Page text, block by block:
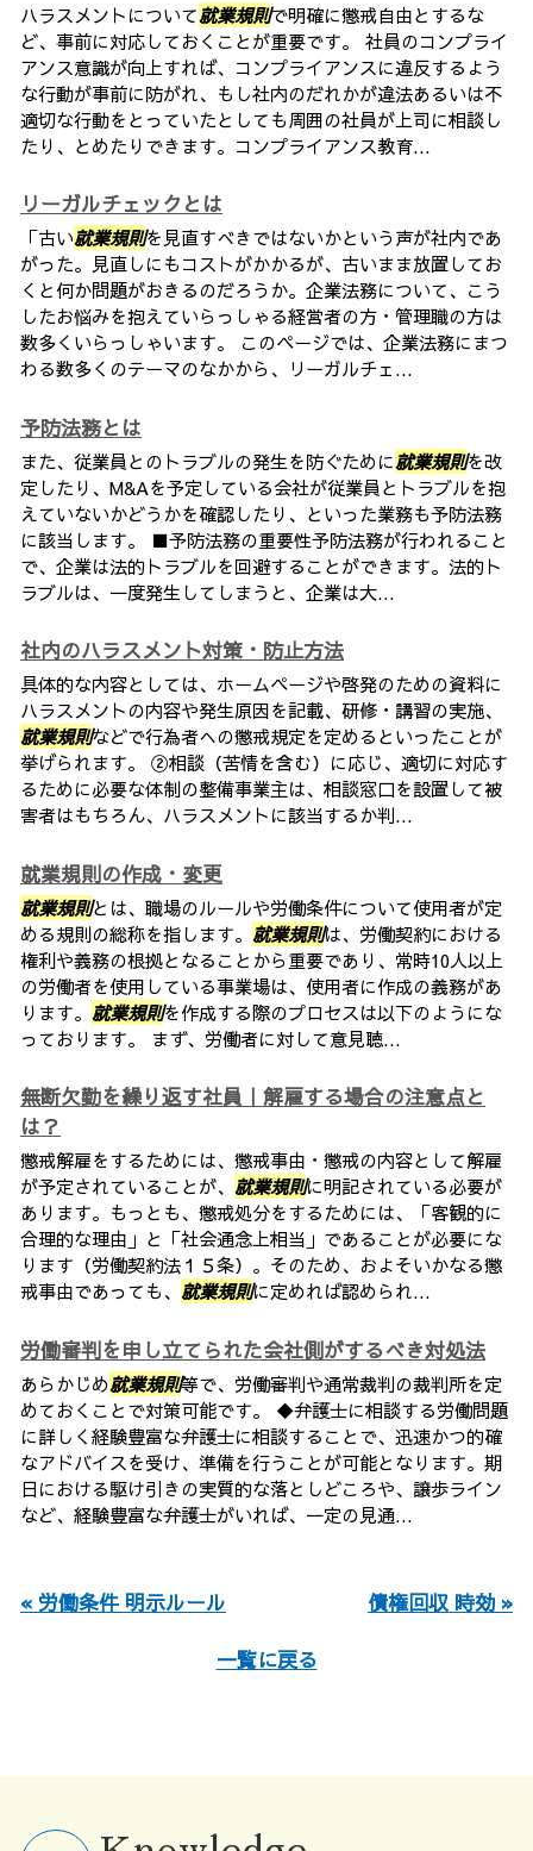
ハラスメントについて就業規則で明確に懲戒自由とするな
ど、事前に対応しておくことが重要です。 社員のコンプライ
アンス意識が向上すれば、コンプライアンスに違反するよう
な行動が事前に防がれ、もし社内のだれかが違法あるいは不
適切な行動をとっていたとしても周囲の社員が上司に相談し
たり、とめたりできます。コンプライアンス教育...
リーガルチェックとは
「古い就業規則を見直すべきではないかという声が社内であ
がった。見直しにもコストがかかるが、古いまま放置してお
くと何か問題がおきるのだろうか。企業法務について、こう
したお悩みを抱えていらっしゃる経営者の方・管理職の方は
数多くいらっしゃいます。 このページでは、企業法務にまつ
わる数多くのテーマのなかから、リーガルチェ...
予防法務とは
また、従業員とのトラブルの発生を防ぐために就業規則を改
定したり、M&Aを予定している会社が従業員とトラブルを抱
えていないかどうかを確認したり、といった業務も予防法務
に該当します。 ■予防法務の重要性予防法務が行われること
で、企業は法的トラブルを回避することができます。法的ト
ラブルは、一度発生してしまうと、企業は大...
社内のハラスメント対策・防止方法
具体的な内容としては、ホームページや啓発のための資料に
ハラスメントの内容や発生原因を記載、研修・講習の実施、
就業規則などで行為者への懲戒規定を定めるといったことが
挙げられます。 ②相談（苦情を含む）に応じ、適切に対応す
るために必要な体制の整備事業主は、相談窓口を設置して被
害者はもちろん、ハラスメントに該当するか判...
就業規則の作成・変更
就業規則とは、職場のルールや労働条件について使用者が定
める規則の総称を指します。 就業規則は、労働契約における
権利や義務の根拠となることから重要であり、常時10人以上
の労働者を使用している事業場は、使用者に作成の義務があ
ります。 就業規則を作成する際のプロセスは以下のようにな
っております。 まず、労働者に対して意見聴...
無断欠勤を繰り返す社員｜解雇する場合の注意点と
は？
懲戒解雇をするためには、懲戒事由・懲戒の内容として解雇
が予定されていることが、 就業規則に明記されている必要が
あります。もっとも、懲戒処分をするためには、「客観的に
合理的な理由」と「社会通念上相当」であることが必要にな
ります（労働契約法１５条）。そのため、およそいかなる懲
戒事由であっても、 就業規則に定めれば認められ...
労働審判を申し立てられた会社側がするべき対処法
あらかじめ就業規則等で、労働審判や通常裁判の裁判所を定
めておくことで対策可能です。 ◆弁護士に相談する労働問題
に詳しく経験豊富な弁護士に相談することで、迅速かつ的確
なアドバイスを受け、準備を行うことが可能となります。期
日における駆け引きの実質的な落としどころや、譲歩ライン
など、経験豊富な弁護士がいれば、一定の見通...
« 労働条件 明示ルール 債権回収 時効 »
一覧に戻る